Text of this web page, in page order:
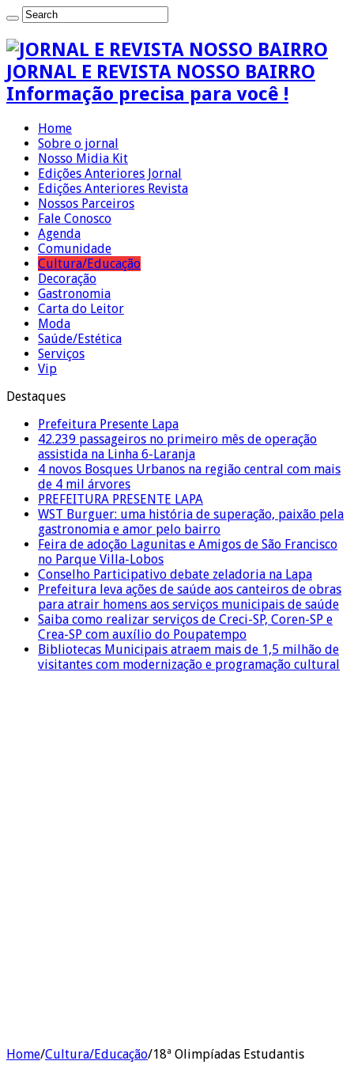
JORNAL E REVISTA NOSSO BAIRRO
Informação precisa para você !
Home
Sobre o jornal
Nosso Midia Kit
Edições Anteriores Jornal
Edições Anteriores Revista
Nossos Parceiros
Fale Conosco
Agenda
Comunidade
Cultura/Educação
Decoração
Gastronomia
Carta do Leitor
Moda
Saúde/Estética
Serviços
Vip
Destaques
Prefeitura Presente Lapa
42.239 passageiros no primeiro mês de operação
assistida na Linha 6-Laranja
4 novos Bosques Urbanos na região central com mais
de 4 mil árvores
PREFEITURA PRESENTE LAPA
WST Burguer: uma história de superação, paixão pela
gastronomia e amor pelo bairro
Feira de adoção Lagunitas e Amigos de São Francisco
no Parque Villa-Lobos
Conselho Participativo debate zeladoria na Lapa
Prefeitura leva ações de saúde aos canteiros de obras
para atrair homens aos serviços municipais de saúde
Saiba como realizar serviços de Creci-SP, Coren-SP e
Crea-SP com auxílio do Poupatempo
Bibliotecas Municipais atraem mais de 1,5 milhão de
visitantes com modernização e programação cultural
Home/Cultura/Educação/18ª Olimpíadas Estudantis